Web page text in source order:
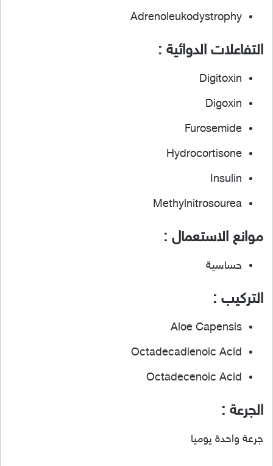
Adrenoleukodystrophy
التفاعلات الدوائية :
Digitoxin
Digoxin
Furosemide
Hydrocortisone
Insulin
Methylnitrosourea
موانع الاستعمال :
حساسية
التركيب :
Aloe Capensis
Octadecadienoic Acid
Octadecenoic Acid
الجرعة :
جرعة واحدة يوميا